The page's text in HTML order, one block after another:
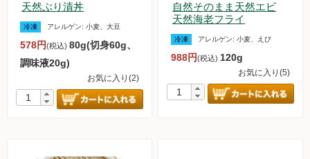
ご利用ガイド
取扱いアイテム数について
カートについて
天然ぶり漬丼
冷凍 アレルゲン: 小麦、大豆
578円(税込) 80g(切身60g、
調味液20g)
お気に入り(2)
自然そのまま天然エビ
天然海老フライ
冷凍 アレルゲン:小麦、えび
988円(税込) 120g
お気に入り(5)